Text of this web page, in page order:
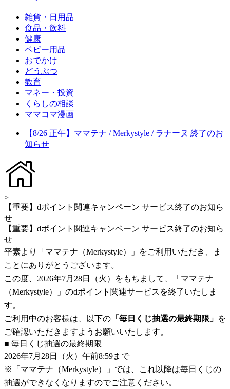
雑貨・日用品
食品・飲料
健康
ベビー用品
おでかけ
どうぶつ
教育
マネー・投資
くらしの相談
ママコマ漫画
【8/26 正午】ママテナ / Merkystyle / ラナーヌ 終了のお
知らせ
>
【重要】dポイント関連キャンペーン サービス終了のお知ら
せ
【重要】dポイント関連キャンペーン サービス終了のお知ら
せ
平素より「ママテナ（Merkystyle）」をご利用いただき、ま
ことにありがとうございます。
この度、2026年7月28日（火）をもちまして、「ママテナ
（Merkystyle）」のdポイント関連サービスを終了いたしま
す。
ご利用中のお客様は、以下の 「毎日くじ抽選の最終期限」 を
ご確認いただきますようお願いいたします。
■ 毎日くじ抽選の最終期限
2026年7月28日（火）午前8:59まで
※「ママテナ（Merkystyle）」では、これ以降は毎日くじの
抽選ができなくなりますのでご注意ください。